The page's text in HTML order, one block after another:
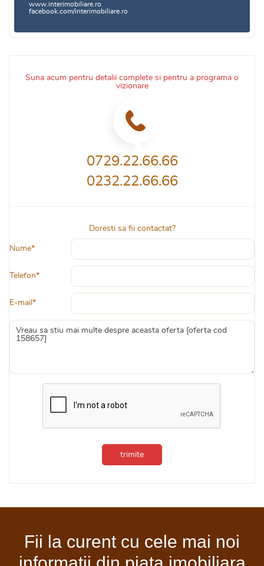
Suna acum pentru detalii complete si pentru a programa o
vizionare
0729.22.66.66
0232.22.66.66
Doresti sa fii contactat?
Nume*
Telefon*
E-mail*
trimite
www.interimobiliare.ro
facebook.com/interimobiliare.ro
Fii la curent cu cele mai noi